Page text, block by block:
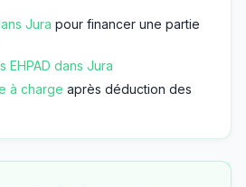
Jura pour financer une partie
EHPAD dans Jura
à charge après déduction des